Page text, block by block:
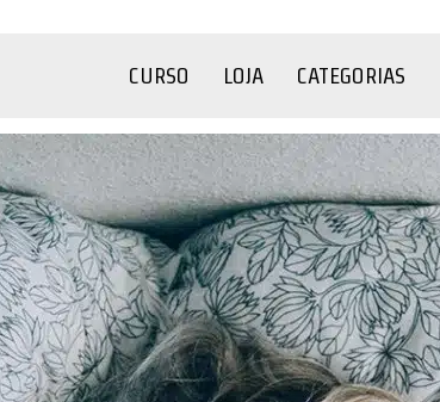
CURSO LOJA CATEGORIAS